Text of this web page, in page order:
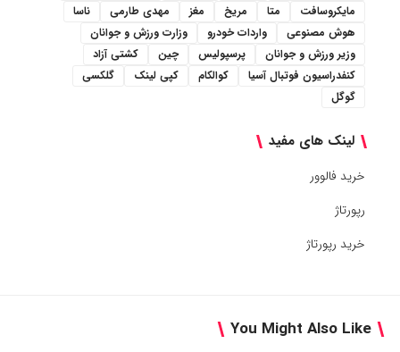
مایکروسافت
متا مریخ مغز مهدی طارمی
ناسا
هوش مصنوعی
واردات خودرو
وزارت ورزش و جوانان
وزیر ورزش و جوانان
پرسپولیس چین
کشتی آزاد
کنفدراسیون فوتبال آسیا
کوالکام کپی لینک
گلکسی
گوگل
لینک های مفید
خرید فالوور
رپورتاژ
خرید رپورتاژ
You Might Also Like